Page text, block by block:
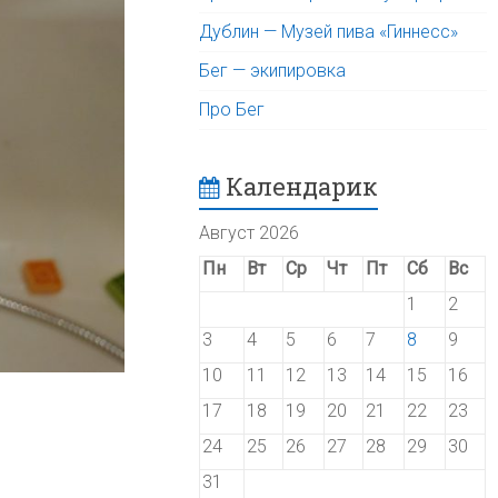
Дублин — Музей пива «Гиннесс»
Бег — экипировка
Про Бег
Календарик
Август 2026
Пн
Вт Ср Чт Пт Сб
Вс
1
2
3
4 5 6 7 8
9
10
11 12 13 14 15
16
17
18 19 20 21 22
23
24
25 26 27 28 29
30
31